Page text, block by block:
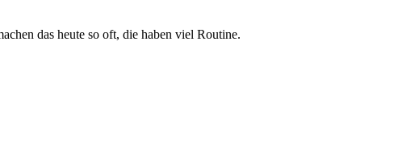
das heute so oft, die haben viel Routine.